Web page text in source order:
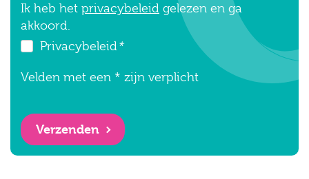
Ik heb het privacybeleid gelezen en ga
akkoord.
Privacybeleid *
Velden met een * zijn verplicht
Verzenden